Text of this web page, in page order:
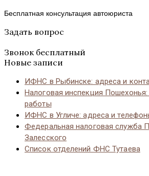
Бесплатная консультация автоюриста
Задать вопрос
Звонок бесплатный
Новые записи
ИФНС в Рыбинске: адреса и
Налоговая инспекция
работы
ИФНС в Угличе: адреса и
Федеральная налоговая служба
Залесского
Список отделений ФНС Тутаева